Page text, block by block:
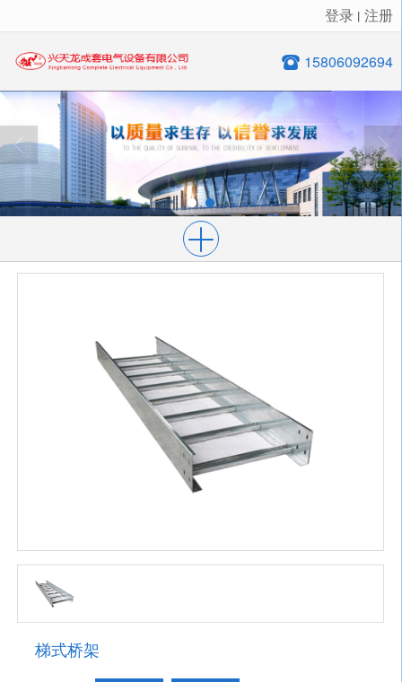
很遗憾，因您的浏览器版本过低导致无法获得最佳浏览体验，推荐下载安装谷歌浏览器！
登录 丨 注册
15806092694
梯式桥架